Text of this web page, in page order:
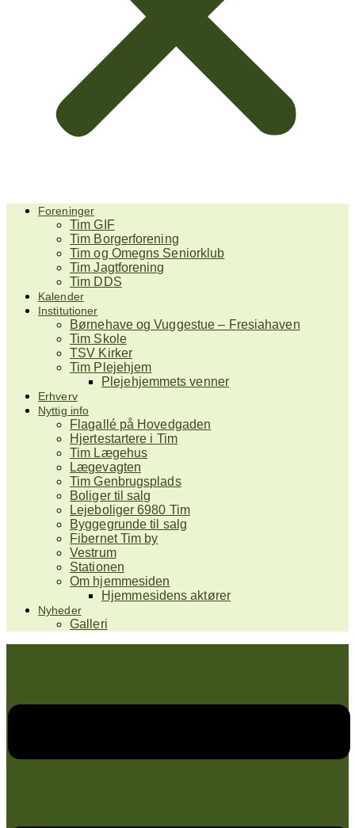
Foreninger
Tim GIF
Tim Borgerforening
Tim og Omegns Seniorklub
Tim Jagtforening
Tim DDS
Kalender
Institutioner
Børnehave og Vuggestue – Fresiahaven
Tim Skole
TSV Kirker
Tim Plejehjem
Plejehjemmets venner
Erhverv
Nyttig info
Flagallé på Hovedgaden
Hjertestartere i Tim
Tim Lægehus
Lægevagten
Tim Genbrugsplads
Boliger til salg
Lejeboliger 6980 Tim
Byggegrunde til salg
Fibernet Tim by
Vestrum
Stationen
Om hjemmesiden
Hjemmesidens aktører
Nyheder
Galleri